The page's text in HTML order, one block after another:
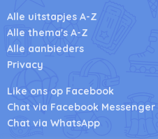
Alle uitstapjes A-Z
Alle thema's A-Z
Alle aanbieders
Privacy
Like ons op Facebook
Chat via Facebook Messenger
Chat via WhatsApp